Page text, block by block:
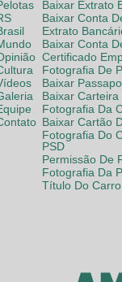
Baixar Extrato
Baixar Conta
Extrato
Baixar Conta
Certificado
Fotografia De
Baixar
Baixar
Fotografia Da
Baixar Cartão
Fotografia Do
PSD
Permissão De
Fotografia Da
Título Do Carro